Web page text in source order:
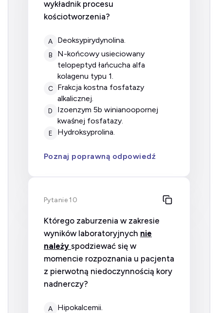
wykładnik procesu
kościotworzenia?
A deoksypirydynolina.
B
N-końcowy usieciowany
telopeptyd łańcucha alfa
kolagenu typu 1.
C
frakcja kostna fosfatazy
alkalicznej.
D
izoenzym 5b winianoopornej
kwaśnej fosfatazy.
E hydroksyprolina.
Poznaj poprawną odpowiedź
Pytanie 10
Którego zaburzenia w zakresie
wyników laboratoryjnych nie
należy spodziewać się w
momencie rozpoznania u pacjenta
z pierwotną niedoczynnością kory
nadnerczy?
A hipokalcemii.